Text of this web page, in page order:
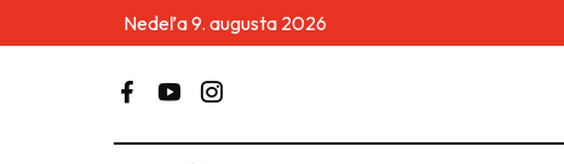
Nedeľa 9. augusta 2026